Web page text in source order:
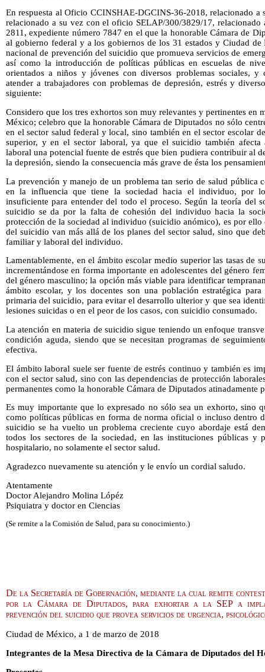
En respuesta al Oficio CCINSHAE-DGCINS-36-2018, relacionado
relacionado a su vez con el oficio SELAP/300/3829/17,
2811, expediente número 7847 en el que la honorable Cámara de
al gobierno federal y a los gobiernos de los 31 estados y Ciudad
nacional de prevención del suicidio que promueva servicios de
así como la introducción de políticas públicas en escuelas de
orientados a niños y jóvenes con diversos problemas sociales, y
atender a trabajadores con problemas de depresión, estrés y
siguiente:
Considero que los tres exhortos son muy relevantes y pertinentes en
México; celebro que la honorable Cámara de Diputados no sólo
en el sector salud federal y local, sino también en el sector escolar
superior, y en el sector laboral, ya que el suicidio también
laboral una potencial fuente de estrés que bien pudiera contribuir al
la depresión, siendo la consecuencia más grave de ésta los
La prevención y manejo de un problema tan serio de salud pública
en la influencia que tiene la sociedad hacia el individuo, por
insuficiente para entender del todo el proceso. Según la teoría del
suicidio se da por la falta de cohesión del individuo hacia la
protección de la sociedad al individuo (suicidio anómico), es por ello
del suicidio van más allá de los planes del sector salud, sino que
familiar y laboral del individuo.
Lamentablemente, en el ámbito escolar medio superior las tasas de
incrementándose en forma importante en adolescentes del género
del género masculino; la opción más viable para identificar
ámbito escolar, y los docentes son una población estratégica
primaria del suicidio, para evitar el desarrollo ulterior y que sea
lesiones suicidas o en el peor de los casos, con suicidio consumado.
La atención en materia de suicidio sigue teniendo un enfoque
condición aguda, siendo que se necesitan programas de
efectiva.
El ámbito laboral suele ser fuente de estrés continuo y también es
con el sector salud, sino con las dependencias de protección
permanentes como la honorable Cámara de Diputados atinadamente
Es muy importante que lo expresado no sólo sea un exhorto, sino
como políticas públicas en forma de norma oficial o incluso dentro
suicidio se ha vuelto un problema creciente cuyo abordaje está
todos los sectores de la sociedad, en las instituciones públicas y
hospitalario, no solamente el sector salud.
Agradezco nuevamente su atención y le envío un cordial saludo.
Atentamente
Doctor Alejandro Molina Lópéz
Psiquiatra y doctor en Ciencias
(Se remite a la Comisión de Salud, para su conocimiento.)
De la Secretaría de Gobernación, mediante la cual remite
por la Cámara de Diputados, para exhortar a la SEP a
prevención del suicidio que provea servicios de urgencia,
Ciudad de México, a 1 de marzo de 2018
Integrantes de la Mesa Directiva de la Cámara de Diputados del